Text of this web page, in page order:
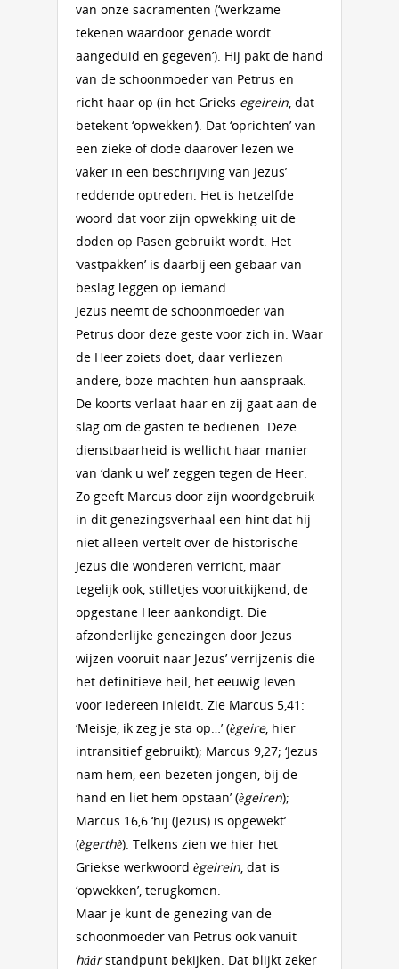
van onze sacramenten (‘werkzame
tekenen waardoor genade wordt
aangeduid en gegeven’). Hij pakt de hand
van de schoonmoeder van Petrus en
richt haar op (in het Grieks egeirein, dat
betekent ‘opwekken). Dat ‘oprichten’ van
een zieke of dode daarover lezen we
vaker in een beschrijving van Jezus’
reddende optreden. Het is hetzelfde
woord dat voor zijn opwekking uit de
doden op Pasen gebruikt wordt. Het
‘vastpakken’ is daarbij een gebaar van
beslag leggen op iemand.
Jezus neemt de schoonmoeder van
Petrus door deze geste voor zich in. Waar
de Heer zoiets doet, daar verliezen
andere, boze machten hun aanspraak.
De koorts verlaat haar en zij gaat aan de
slag om de gasten te bedienen. Deze
dienstbaarheid is wellicht haar manier
van ‘dank u wel’ zeggen tegen de Heer.
Zo geeft Marcus door zijn woordgebruik
in dit genezingsverhaal een hint dat hij
niet alleen vertelt over de historische
Jezus die wonderen verricht, maar
tegelijk ook, stilletjes vooruitkijkend, de
opgestane Heer aankondigt. Die
afzonderlijke genezingen door Jezus
wijzen vooruit naar Jezus’ verrijzenis die
het definitieve heil, het eeuwig leven
voor iedereen inleidt. Zie Marcus 5,41:
‘Meisje, ik zeg je sta op…’ (ègeire, hier
intransitief gebruikt); Marcus 9,27; ‘Jezus
nam hem, een bezeten jongen, bij de
hand en liet hem opstaan’ (ègeiren);
Marcus 16,6 ‘hij (Jezus) is opgewekt’
(ègerthè). Telkens zien we hier het
Griekse werkwoord ègeirein, dat is
‘opwekken’, terugkomen.
Maar je kunt de genezing van de
schoonmoeder van Petrus ook vanuit
háárstandpunt bekijken. Dat blijkt zeker